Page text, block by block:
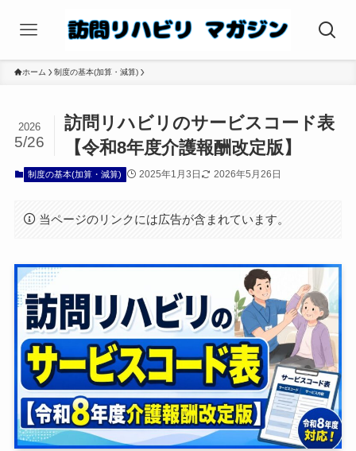
ホーム 制度の基本(加算・減算)
訪問リハビリのサービスコード表
【令和8年度介護報酬改定版】
2026
5/26
制度の基本(加算・減算) 2025年1月3日 2026年5月26日
当ページのリンクには広告が含まれています。